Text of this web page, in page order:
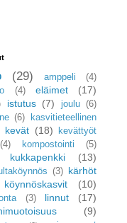
(29) amppeli
(4)
(4) eläimet (17)
istutus (7) joulu (6)
(6)
kasvitieteellinen
kevät (18)
kevättyöt
(4) kompostointi
(5)
kukkapenkki (13)
(3) kärhöt
köynnöskasvit (10)
(3) linnut
(17)
(9)